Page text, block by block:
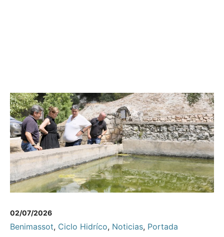
02/07/2026
Benimassot, Ciclo Hidríco, Noticias, Portada